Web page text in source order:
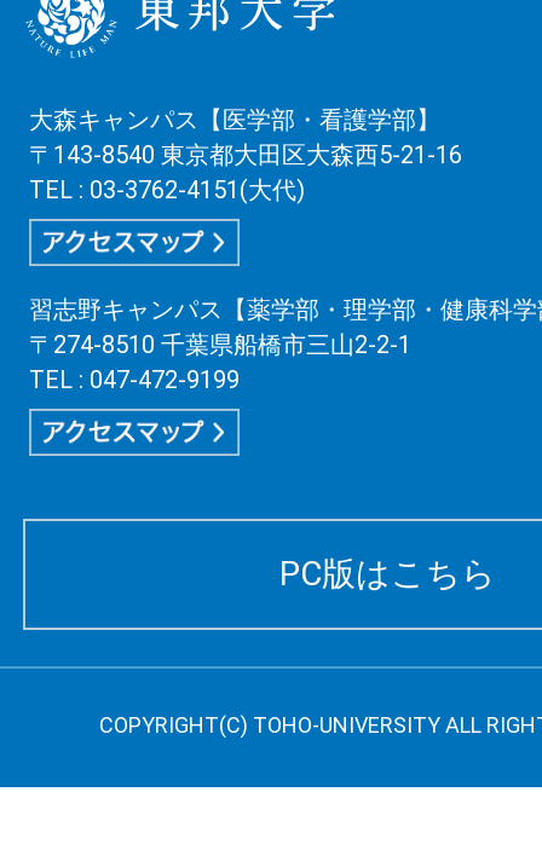
大森キャンパス【医学部・看護学部】
〒143-8540 東京都大田区大森西5-21-16
TEL : 03-3762-4151(大代)
習志野キャンパス【薬学部・理学部・健康科
〒274-8510 千葉県船橋市三山2-2-1
TEL : 047-472-9199
PC版はこちら
COPYRIGHT(C) TOHO-UNIVERSITY ALL